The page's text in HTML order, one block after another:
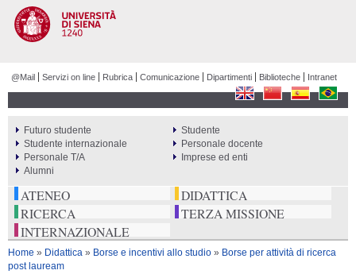
@Mail Servizi on line Rubrica Comunicazione Dipartimenti Biblioteche Intranet
ATENEO
DIDATTICA
RICERCA
TERZA MISSIONE
INTERNAZIONALE
PERCORSI
Futuro studente
Studente
Studente internazionale
Personale docente
Personale T/A
Imprese ed enti
Alumni
Tu sei qui
Home » Didattica » Borse e incentivi allo studio » Borse per attività di ricerca
post lauream